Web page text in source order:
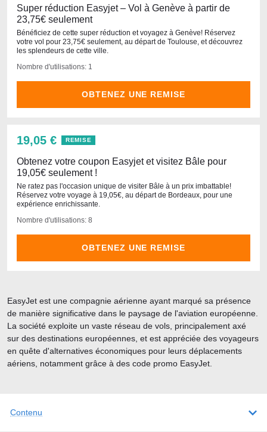
Super réduction Easyjet – Vol à Genève à partir de
23,75€ seulement
Bénéficiez de cette super réduction et voyagez à Genève! Réservez
votre vol pour 23,75€ seulement, au départ de Toulouse, et découvrez
les splendeurs de cette ville.
Nombre d'utilisations: 1
OBTENEZ UNE REMISE
19,05 € REMISE
Obtenez votre coupon Easyjet et visitez Bâle pour
19,05€ seulement !
Ne ratez pas l'occasion unique de visiter Bâle à un prix imbattable!
Réservez votre voyage à 19,05€, au départ de Bordeaux, pour une
expérience enrichissante.
Nombre d'utilisations: 8
OBTENEZ UNE REMISE
Contenu
EasyJet est une compagnie aérienne ayant marqué sa présence
de manière significative dans le paysage de l'aviation européenne.
La société exploite un vaste réseau de vols, principalement axé
sur des destinations européennes, et est appréciée des voyageurs
en quête d'alternatives économiques pour leurs déplacements
aériens, notamment grâce à des code promo EasyJet.